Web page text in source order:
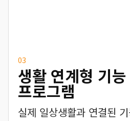
03
생활 연계형 기
프로그램
실제 일상생활과 연결된